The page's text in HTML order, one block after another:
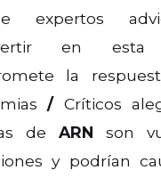
expertos
en esta
la
/Críticos
de ARN son
y podrían